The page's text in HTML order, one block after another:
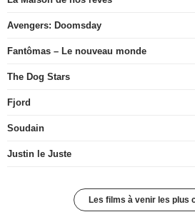
Avengers: Doomsday
Fantômas – Le nouveau monde
The Dog Stars
Fjord
Soudain
Justin le Juste
Les films à venir les plus